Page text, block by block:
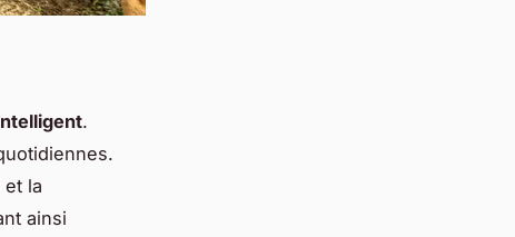
.
et la
ainsi